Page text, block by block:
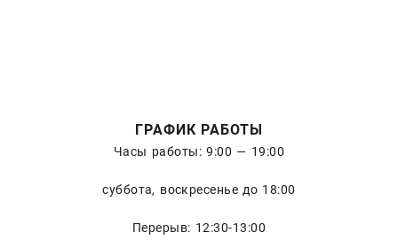
ГРАФИК РАБОТЫ
Часы работы: 9:00 — 19:00
суббота, воскресенье до 18:00
Перерыв: 12:30-13:00